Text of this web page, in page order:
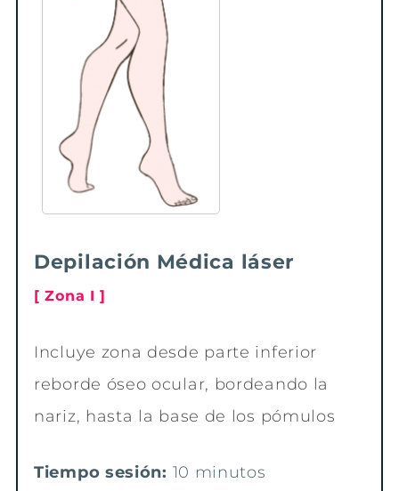
Depilación Médica láser
[ Zona I ]
Incluye zona desde parte inferior
reborde óseo ocular, bordeando la
nariz, hasta la base de los pómulos
Tiempo sesión: 10 minutos